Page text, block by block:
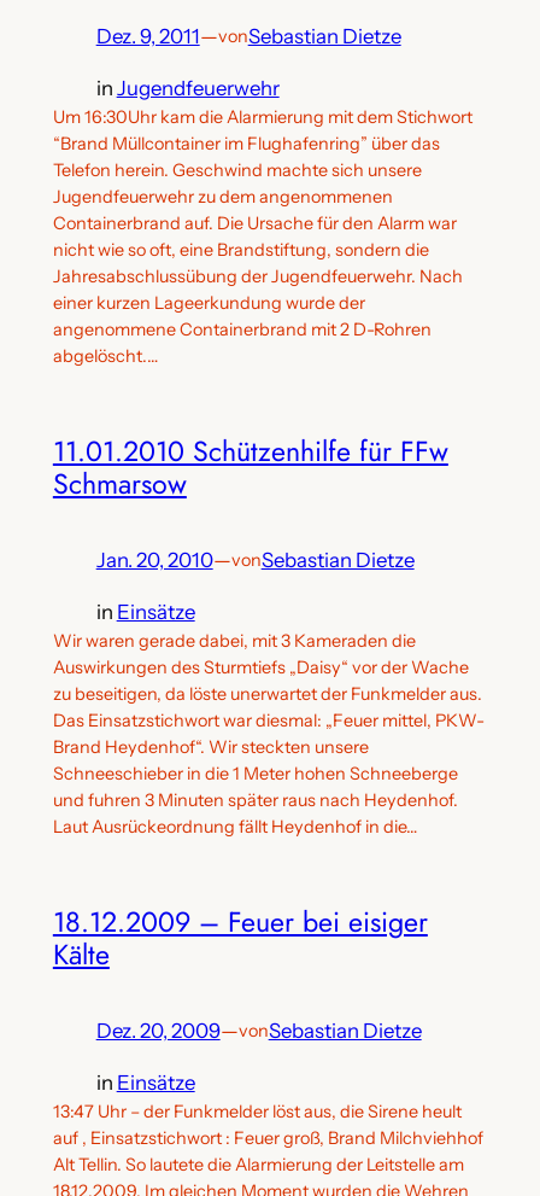
Dez. 9, 2011—vonSebastian Dietze
in Jugendfeuerwehr
Um 16:30Uhr kam die Alarmierung mit dem Stichwort
“Brand Müllcontainer im Flughafenring” über das
Telefon herein. Geschwind machte sich unsere
Jugendfeuerwehr zu dem angenommenen
Containerbrand auf. Die Ursache für den Alarm war
nicht wie so oft, eine Brandstiftung, sondern die
Jahresabschlussübung der Jugendfeuerwehr. Nach
einer kurzen Lageerkundung wurde der
angenommene Containerbrand mit 2 D-Rohren
abgelöscht.…
11.01.2010 Schützenhilfe für FFw
Schmarsow
Jan. 20, 2010—vonSebastian Dietze
in Einsätze
Wir waren gerade dabei, mit 3 Kameraden die
Auswirkungen des Sturmtiefs „Daisy“ vor der Wache
zu beseitigen, da löste unerwartet der Funkmelder aus.
Das Einsatzstichwort war diesmal: „Feuer mittel, PKW-
Brand Heydenhof“. Wir steckten unsere
Schneeschieber in die 1 Meter hohen Schneeberge
und fuhren 3 Minuten später raus nach Heydenhof.
Laut Ausrückeordnung fällt Heydenhof in die…
18.12.2009 – Feuer bei eisiger
Kälte
Dez. 20, 2009—vonSebastian Dietze
in Einsätze
13:47 Uhr – der Funkmelder löst aus, die Sirene heult
auf , Einsatzstichwort : Feuer groß, Brand Milchviehhof
Alt Tellin. So lautete die Alarmierung der Leitstelle am
18.12.2009. Im gleichen Moment wurden die Wehren